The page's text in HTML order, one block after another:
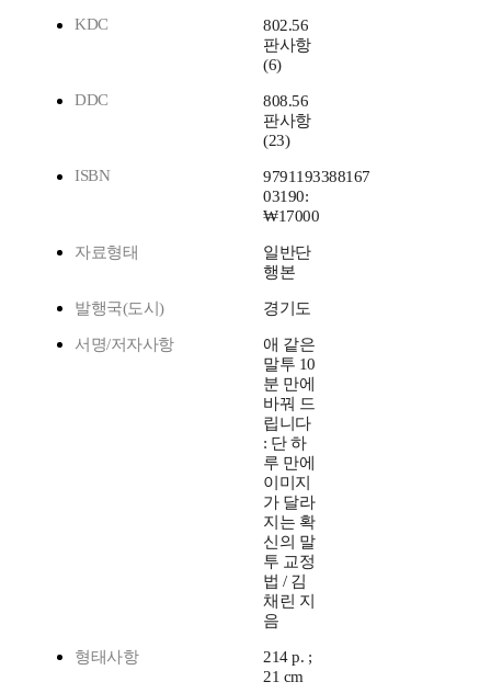
KDC
802.56
판사항
(6)
DDC
808.56
판사항
(23)
ISBN
9791193388167
03190:
₩17000
자료형태
일반단
행본
발행국(도시) 경기도
서명/저자사항
애 같은
말투 10
분 만에
바꿔 드
립니다
: 단 하
루 만에
이미지
가 달라
지는 확
신의 말
투 교정
법 / 김
채린 지
음
형태사항
214 p. ;
21 cm